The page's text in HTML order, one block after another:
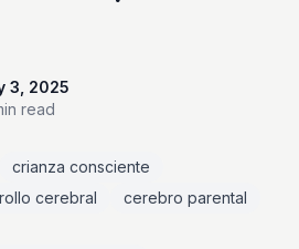
3, 2025
read
crianza consciente
cerebral
cerebro parental